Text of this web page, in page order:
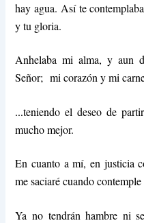
hay agua. Así te
y tu gloria.
Anhelaba mi alma, y aun
Señor; mi corazón y mi
…teniendo el deseo de
mucho mejor.
En cuanto a mí, en justicia
me saciaré cuando
Ya no tendrán hambre ni